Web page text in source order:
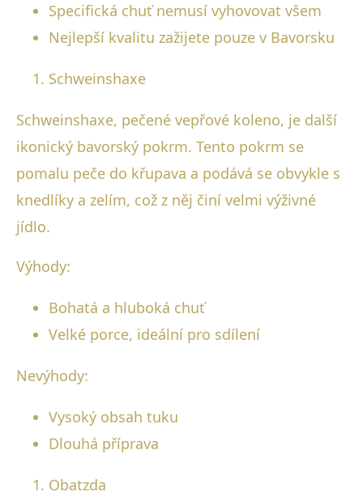
Specifická chuť nemusí vyhovovat všem
Nejlepší kvalitu zažijete pouze v Bavorsku
Schweinshaxe
Schweinshaxe, pečené vepřové koleno, je další
ikonický bavorský pokrm. Tento pokrm se
pomalu peče do křupava a podává se obvykle s
knedlíky a zelím, což z něj činí velmi výživné
jídlo.
Výhody:
Bohatá a hluboká chuť
Velké porce, ideální pro sdílení
Nevýhody:
Vysoký obsah tuku
Dlouhá příprava
Obatzda